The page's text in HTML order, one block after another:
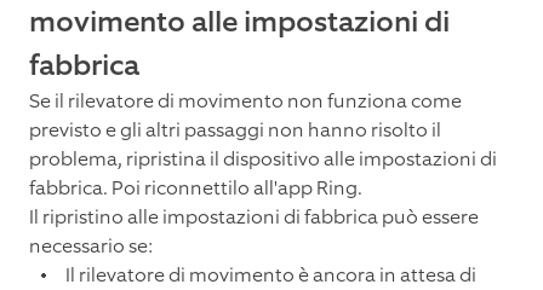
movimento alle impostazioni di
fabbrica
Se il rilevatore di movimento non funziona come
previsto e gli altri passaggi non hanno risolto il
problema, ripristina il dispositivo alle impostazioni di
fabbrica. Poi riconnettilo all'app Ring.
Il ripristino alle impostazioni di fabbrica può essere
necessario se:
Il rilevatore di movimento è ancora in attesa di